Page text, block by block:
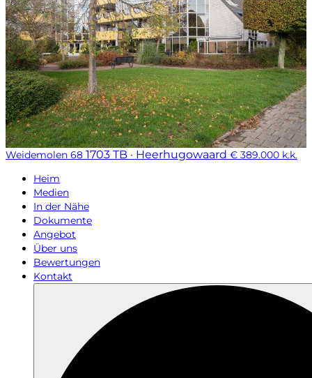
Weidemolen 68 1703 TB · Heerhugowaard € 389.000 k.k.
Heim
Medien
In der Nähe
Dokumente
Angebot
Über uns
Bewertungen
Kontakt